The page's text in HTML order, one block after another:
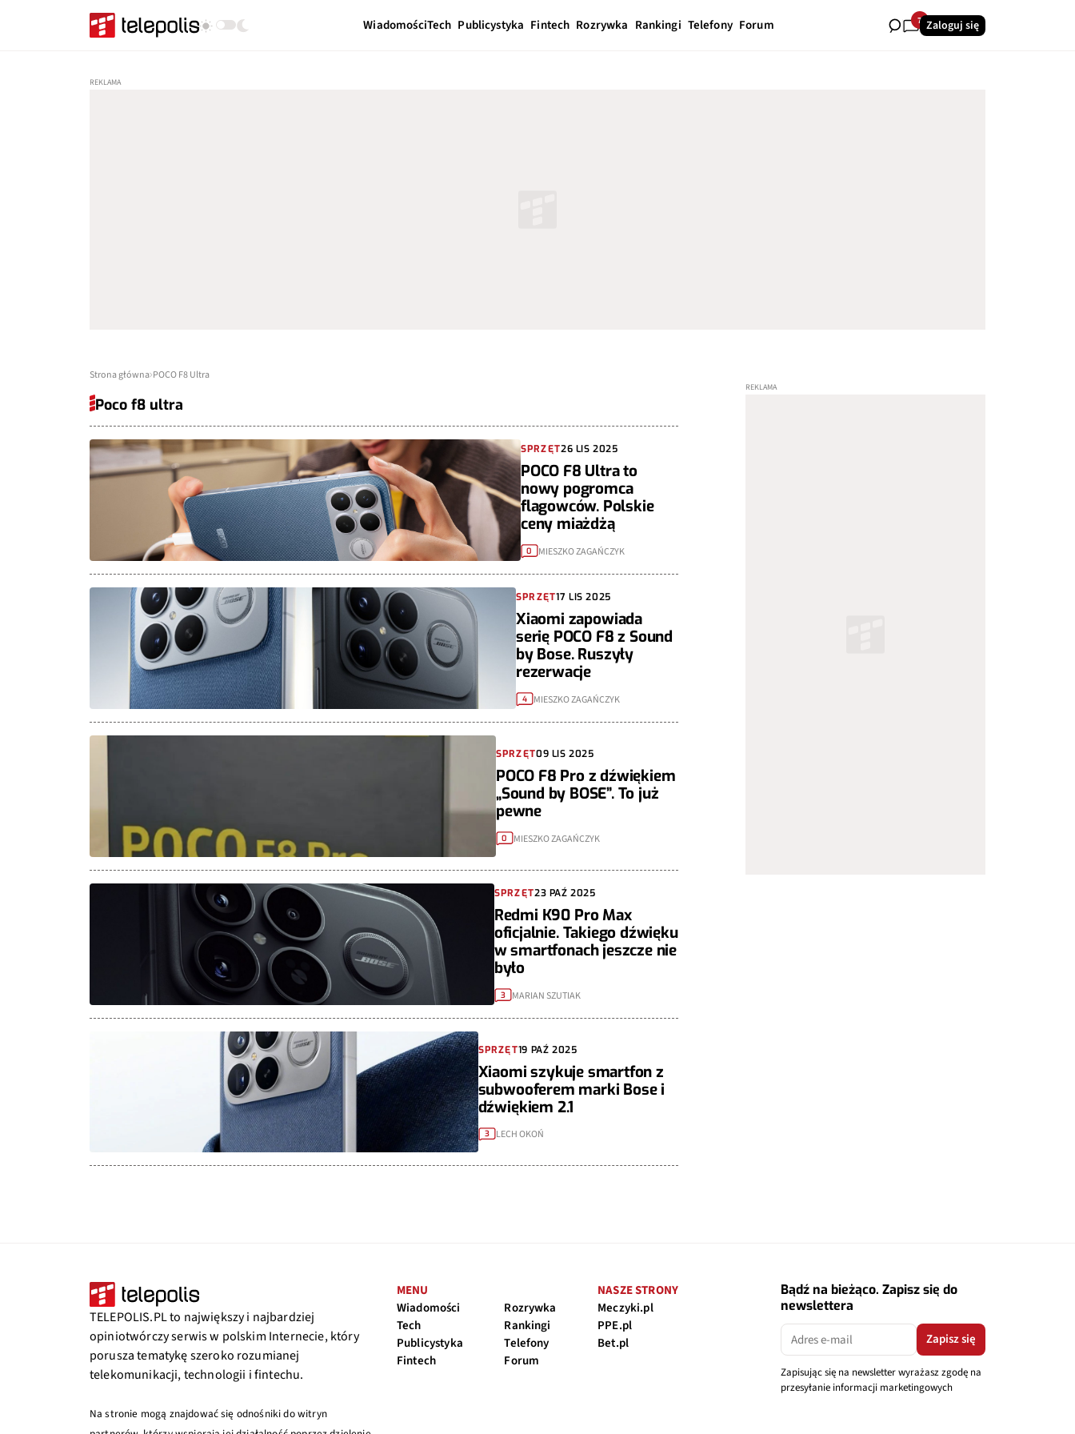
WiadomościTech Publicystyka Fintech Rozrywka Rankingi Telefony Forum 7 Zaloguj się
Strona główna POCO F8 Ultra
Poco f8 ultra
SPRZĘT26 LIS 2025
POCO F8 Ultra to
nowy pogromca
flagowców. Polskie
ceny miażdżą
0 MIESZKO ZAGAŃCZYK
SPRZĘT17 LIS 2025
Xiaomi zapowiada
serię POCO F8 z Sound
by Bose. Ruszyły
rezerwacje
4 MIESZKO ZAGAŃCZYK
SPRZĘT09 LIS 2025
POCO F8 Pro z dźwiękiem
„Sound by BOSE”. To już
pewne
0 MIESZKO ZAGAŃCZYK
SPRZĘT23 PAŹ 2025
Redmi K90 Pro Max
oficjalnie. Takiego dźwięku
w smartfonach jeszcze nie
było
3 MARIAN SZUTIAK
SPRZĘT19 PAŹ 2025
Xiaomi szykuje smartfon z
subwooferem marki Bose i
dźwiękiem 2.1
3 LECH OKOŃ
TELEPOLIS.PL to największy i najbardziej
opiniotwórczy serwis w polskim Internecie, który
porusza tematykę szeroko rozumianej
telekomunikacji, technologii i fintechu.
Na stronie mogą znajdować się odnośniki do witryn
MENU
Wiadomości
Tech
Publicystyka
Fintech
Rozrywka
Rankingi
Telefony
Forum
NASZE STRONY
Meczyki.pl
PPE.pl
Bet.pl
Bądź na bieżąco. Zapisz się do
newslettera
Zapisz się
Zapisując się na newsletter wyrażasz zgodę na
przesyłanie informacji marketingowych